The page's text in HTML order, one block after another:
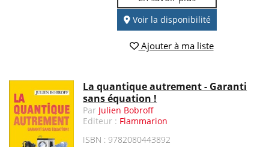
Voir la disponibilité
Ajouter à ma liste
La quantique autrement - Garanti
sans équation !
Par Julien Bobroff
Editeur : Flammarion
ISBN : 9782080443892